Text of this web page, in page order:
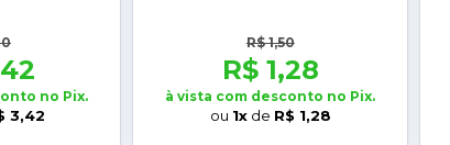
no Pix.
3,42
R$ 1,50
R$ 1,28
à vista com desconto no Pix.
ou 1xde R$ 1,28